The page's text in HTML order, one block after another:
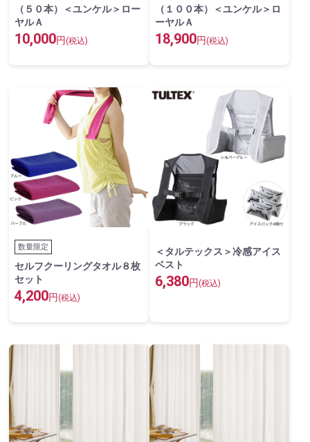
（５０本）＜ユンケル＞ロー
ヤルＡ
10,000円 (税込)
（１００本）＜ユンケル＞ロ
ーヤルＡ
18,900円 (税込)
数量限定
セルフクーリングタオル８枚
セット
4,200円 (税込)
＜タルテックス＞冷感アイス
ベスト
6,380円 (税込)